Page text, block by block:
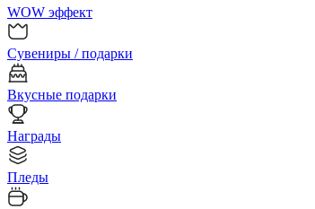
WOW эффект
Сувениры / подарки
Вкусные подарки
Награды
Пледы